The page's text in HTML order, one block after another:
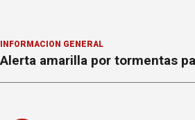
INFORMACION GENERAL
Alerta amarilla por tormentas